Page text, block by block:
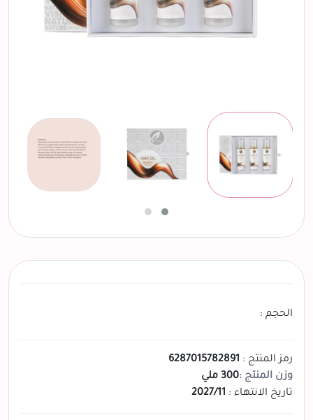
الحجم :
رمز المنتج : 6287015782891
وزن المنتج :300 ملي
تاريخ الانتهاء : 2027/11